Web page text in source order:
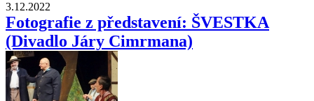
3.12.2022
Fotografie z představení: ŠVESTKA
(Divadlo Járy Cimrmana)